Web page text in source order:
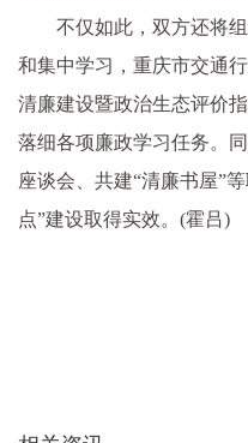
不仅如此，双方还将
和集中学习，重庆市交通
清廉建设暨政治生态评价
落细各项廉政学习任务。
座谈会、共建“清廉书屋”
点”建设取得实效。(霍吕)